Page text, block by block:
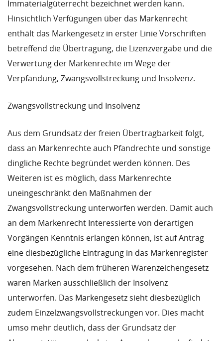
Immaterialgüterrecht bezeichnet werden kann.
Hinsichtlich Verfügungen über das Markenrecht
enthält das Markengesetz in erster Linie Vorschriften
betreffend die Übertragung, die Lizenzvergabe und die
Verwertung der Markenrechte im Wege der
Verpfändung, Zwangsvollstreckung und Insolvenz.
Zwangsvollstreckung und Insolvenz
Aus dem Grundsatz der freien Übertragbarkeit folgt,
dass an Markenrechte auch Pfandrechte und sonstige
dingliche Rechte begründet werden können. Des
Weiteren ist es möglich, dass Markenrechte
uneingeschränkt den Maßnahmen der
Zwangsvollstreckung unterworfen werden. Damit auch
an dem Markenrecht Interessierte von derartigen
Vorgängen Kenntnis erlangen können, ist auf Antrag
eine diesbezügliche Eintragung in das Markenregister
vorgesehen. Nach dem früheren Warenzeichengesetz
waren Marken ausschließlich der Insolvenz
unterworfen. Das Markengesetz sieht diesbezüglich
zudem Einzelzwangsvollstreckungen vor. Dies macht
umso mehr deutlich, dass der Grundsatz der